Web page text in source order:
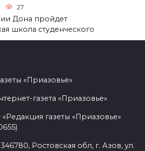
27
Дона пройдет
школа студенческого
«Приазовье»
газета «Приазовье»
газеты «Приазовье»
Ростовская обл, г. Азов, ул.